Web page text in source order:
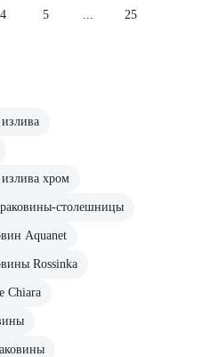
4 5 25
хром
столешницы
Aquanet
Rossinka
Chiara